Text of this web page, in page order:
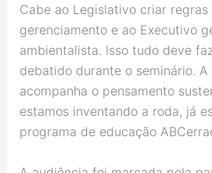
Cabe ao Legislativo criar
gerenciamento e ao Executivo
ambientalista. Isso tudo deve
debatido durante o seminário.
acompanha o pensamento
estamos inventando a roda, já
programa de educação